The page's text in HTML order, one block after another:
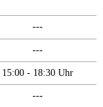
---
---
15:00 - 18:30 Uhr
---